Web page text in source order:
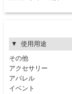
使用用途
その他
アクセサリー
アパレル
イベント